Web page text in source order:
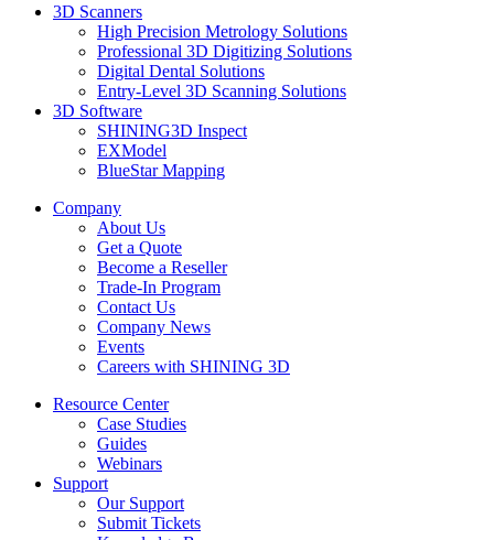
3D Scanners
High Precision Metrology Solutions
Professional 3D Digitizing Solutions
Digital Dental Solutions
Entry-Level 3D Scanning Solutions
3D Software
SHINING3D Inspect
EXModel
BlueStar Mapping
Company
About Us
Get a Quote
Become a Reseller
Trade-In Program
Contact Us
Company News
Events
Careers with SHINING 3D
Resource Center
Case Studies
Guides
Webinars
Support
Our Support
Submit Tickets